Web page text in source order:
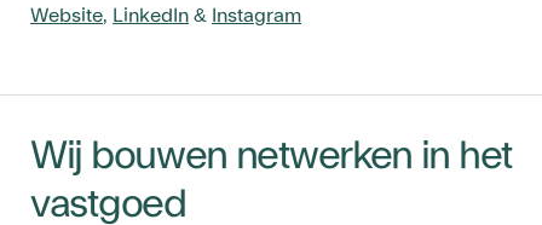
Website, LinkedIn & Instagram
Wij bouwen netwerken in het
vastgoed